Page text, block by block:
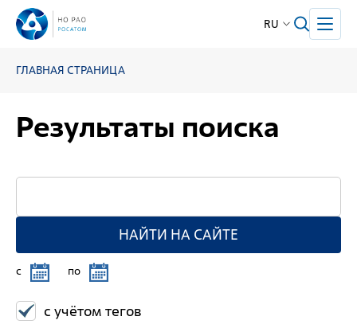
RU
ГЛАВНАЯ СТРАНИЦА
Результаты поиска
НАЙТИ НА САЙТЕ
c по
с учётом тегов